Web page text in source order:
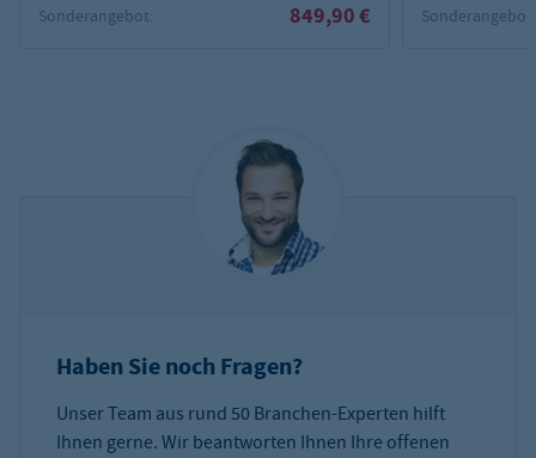
Sonderangebot:
849,90 €
Sonderangebot:
Haben Sie noch Fragen?
Unser Team aus rund 50 Branchen-Experten hilft
Ihnen gerne. Wir beantworten Ihnen Ihre offenen